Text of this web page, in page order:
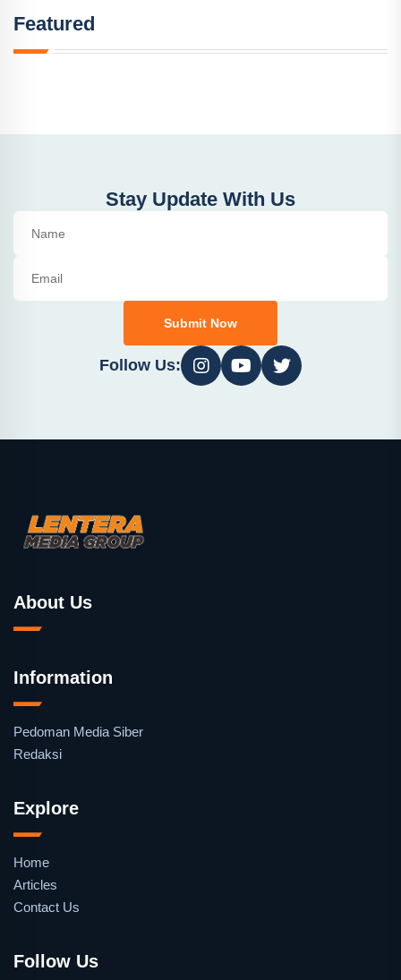
Featured
Stay Update With Us
Submit Now
Follow Us:
About Us
Information
Pedoman Media Siber
Redaksi
Explore
Home
Articles
Contact Us
Follow Us